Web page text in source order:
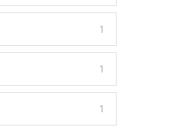
1
1
1